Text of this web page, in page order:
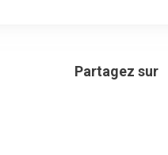
Partagez sur